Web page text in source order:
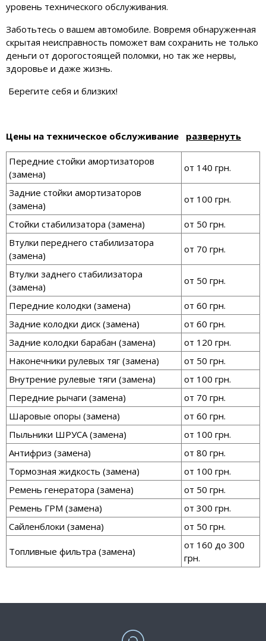
уровень технического обслуживания.
Заботьтесь о вашем автомобиле. Вовремя обнаруженная
скрытая неисправность поможет вам сохранить не только
деньги от дорогостоящей поломки, но так же нервы,
здоровье и даже жизнь.
Берегите себя и близких!
Цены на техническое обслуживание развернуть
Передние стойки амортизаторов
(замена)
от 140 грн.
Задние стойки амортизаторов
(замена)
от 100 грн.
Стойки стабилизатора (замена)
от 50 грн.
Втулки переднего стабилизатора
(замена)
от 70 грн.
Втулки заднего стабилизатора
(замена)
от 50 грн.
Передние колодки (замена)
от 60 грн.
Задние колодки диск (замена)
от 60 грн.
Задние колодки барабан (замена)
от 120 грн.
Наконечники рулевых тяг (замена)
от 50 грн.
Внутрение рулевые тяги (замена)
от 100 грн.
Передние рычаги (замена)
от 70 грн.
Шаровые опоры (замена)
от 60 грн.
Пыльники ШРУСА (замена)
от 100 грн.
Антифриз (замена)
от 80 грн.
Тормозная жидкость (замена)
от 100 грн.
Ремень генератора (замена)
от 50 грн.
Ремень ГРМ (замена)
от 300 грн.
Сайленблоки (замена)
от 50 грн.
Топливные фильтра (замена)
от 160 до 300
грн.